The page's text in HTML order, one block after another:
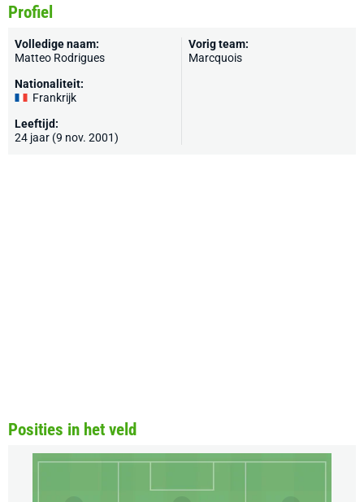
Profiel
Volledige naam:
Matteo Rodrigues
Nationaliteit:
Frankrijk
Leeftijd:
24 jaar (9 nov. 2001)
Vorig team:
Marcquois
Posities in het veld